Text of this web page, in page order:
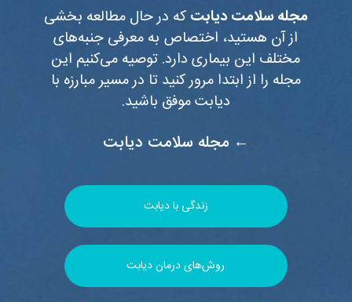
مجله سلامت دیابت که در حال مطالعه بخشی
از آن هستید، اختصاص به معرفی جنبه‌های
مختلف این بیماری دارد. توصیه می‌کنیم این
مجله را از ابتدا مرور کنید تا در مسیر مبارزه با
دیابت موفق‌ باشید.
← مجله سلامت دیابت
زندگی با دیابت
روش‌های درمان دیابت